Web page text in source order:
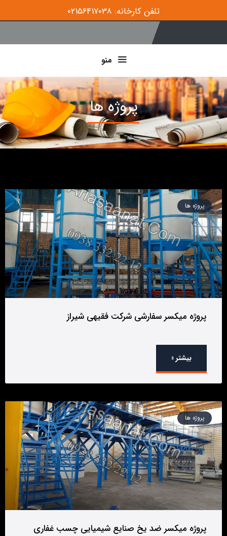
تلفن کارخانه: 02156417038
منو
پروژه ها
پروژه ها
پروژه میکسر سفارشی شرکت فقیهی شیراز
بیشتر »
پروژه ها
پروژه میکسر ضد یخ صنایع شیمیایی چسب غفاری